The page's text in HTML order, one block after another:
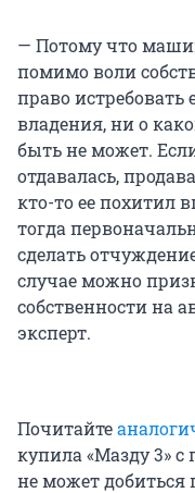
— Потому что
помимо воли
право истребовать
владения, ни о
быть не может.
отдавалась,
кто-то ее похитил
тогда
сделать
случае можно
собственности на
эксперт.
Почитайте
купила «Мазду 3»
не может добиться